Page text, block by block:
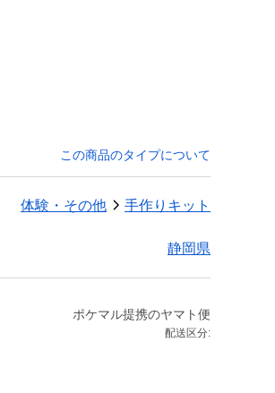
この商品のタイプについて
体験・その他 手作りキット
静岡県
ポケマル提携のヤマト便
配送区分: